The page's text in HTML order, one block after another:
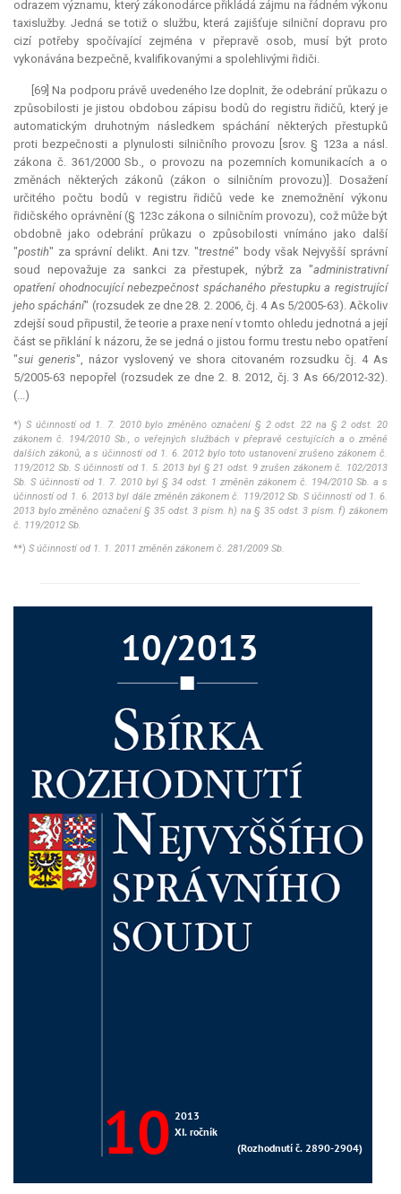
odrazem významu, který zákonodárce přikládá zájmu na řádném výkonu
taxislužby. Jedná se totiž o službu, která zajišťuje silniční dopravu pro
cizí potřeby spočívající zejména v přepravě osob, musí být proto
vykonávána bezpečně, kvalifikovanými a spolehlivými řidiči.
[69] Na podporu právě uvedeného lze doplnit, že odebrání průkazu o
způsobilosti je jistou obdobou zápisu bodů do registru řidičů, který je
automatickým druhotným následkem spáchání některých přestupků
proti bezpečnosti a plynulosti silničního provozu [srov. § 123a a násl.
zákona č. 361/2000 Sb., o provozu na pozemních komunikacích a o
změnách některých zákonů (zákon o silničním provozu)]. Dosažení
určitého počtu bodů v registru řidičů vede ke znemožnění výkonu
řidičského oprávnění (§ 123c zákona o silničním provozu), což může být
obdobně jako odebrání průkazu o způsobilosti vnímáno jako další
"postih" za správní delikt. Ani tzv. "trestné" body však Nejvyšší správní
soud nepovažuje za sankci za přestupek, nýbrž za "administrativní
opatření ohodnocující nebezpečnost spáchaného přestupku a registrující
jeho spáchání" (rozsudek ze dne 28. 2. 2006, čj. 4 As 5/2005-63). Ačkoliv
zdejší soud připustil, že teorie a praxe není v tomto ohledu jednotná a její
část se přiklání k názoru, že se jedná o jistou formu trestu nebo opatření
"sui generis", názor vyslovený ve shora citovaném rozsudku čj. 4 As
5/2005-63 nepopřel (rozsudek ze dne 2. 8. 2012, čj. 3 As 66/2012-32).
(...)
*) S účinností od 1. 7. 2010 bylo změněno označení § 2 odst. 22 na § 2 odst. 20
zákonem č. 194/2010 Sb., o veřejných službách v přepravě cestujících a o změně
dalších zákonů, a s účinností od 1. 6. 2012 bylo toto ustanovení zrušeno zákonem č.
119/2012 Sb. S účinností od 1. 5. 2013 byl § 21 odst. 9 zrušen zákonem č. 102/2013
Sb. S účinností od 1. 7. 2010 byl § 34 odst. 1 změněn zákonem č. 194/2010 Sb. a s
účinností od 1. 6. 2013 byl dále změněn zákonem č. 119/2012 Sb. S účinností od 1. 6.
2013 bylo změněno označení § 35 odst. 3 písm. h) na § 35 odst. 3 písm. f) zákonem
č. 119/2012 Sb.
**) S účinností od 1. 1. 2011 změněn zákonem č. 281/2009 Sb.